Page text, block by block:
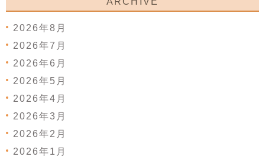
2026年8月
2026年7月
2026年6月
2026年5月
2026年4月
2026年3月
2026年2月
2026年1月